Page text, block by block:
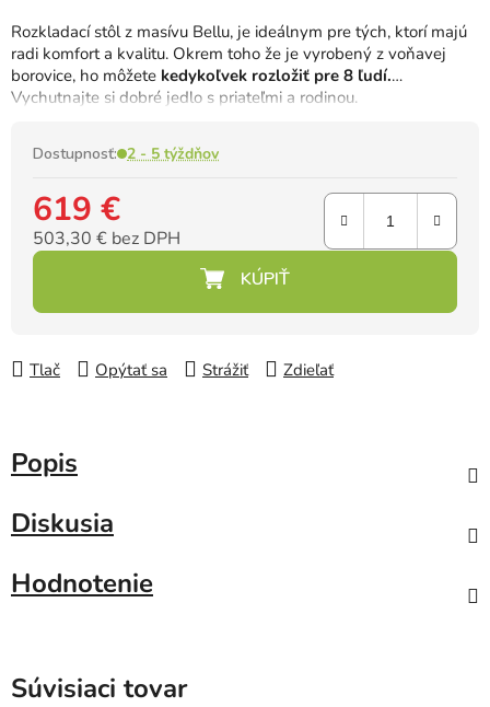
Rozkladací stôl z masívu Bellu, je ideálnym pre tých, ktorí majú
radi komfort a kvalitu. Okrem toho že je vyrobený z voňavej
borovice, ho môžete kedykoľvek rozložiť pre 8 ľudí.
Vychutnajte si dobré jedlo s priateľmi a rodinou.
Dostupnosť: 2 - 5 týždňov
619 €
503,30 € bez DPH
Jednotková cena:
Tlač Opýtať sa Strážiť Zdieľať
Popis
Diskusia
Hodnotenie
Súvisiaci tovar